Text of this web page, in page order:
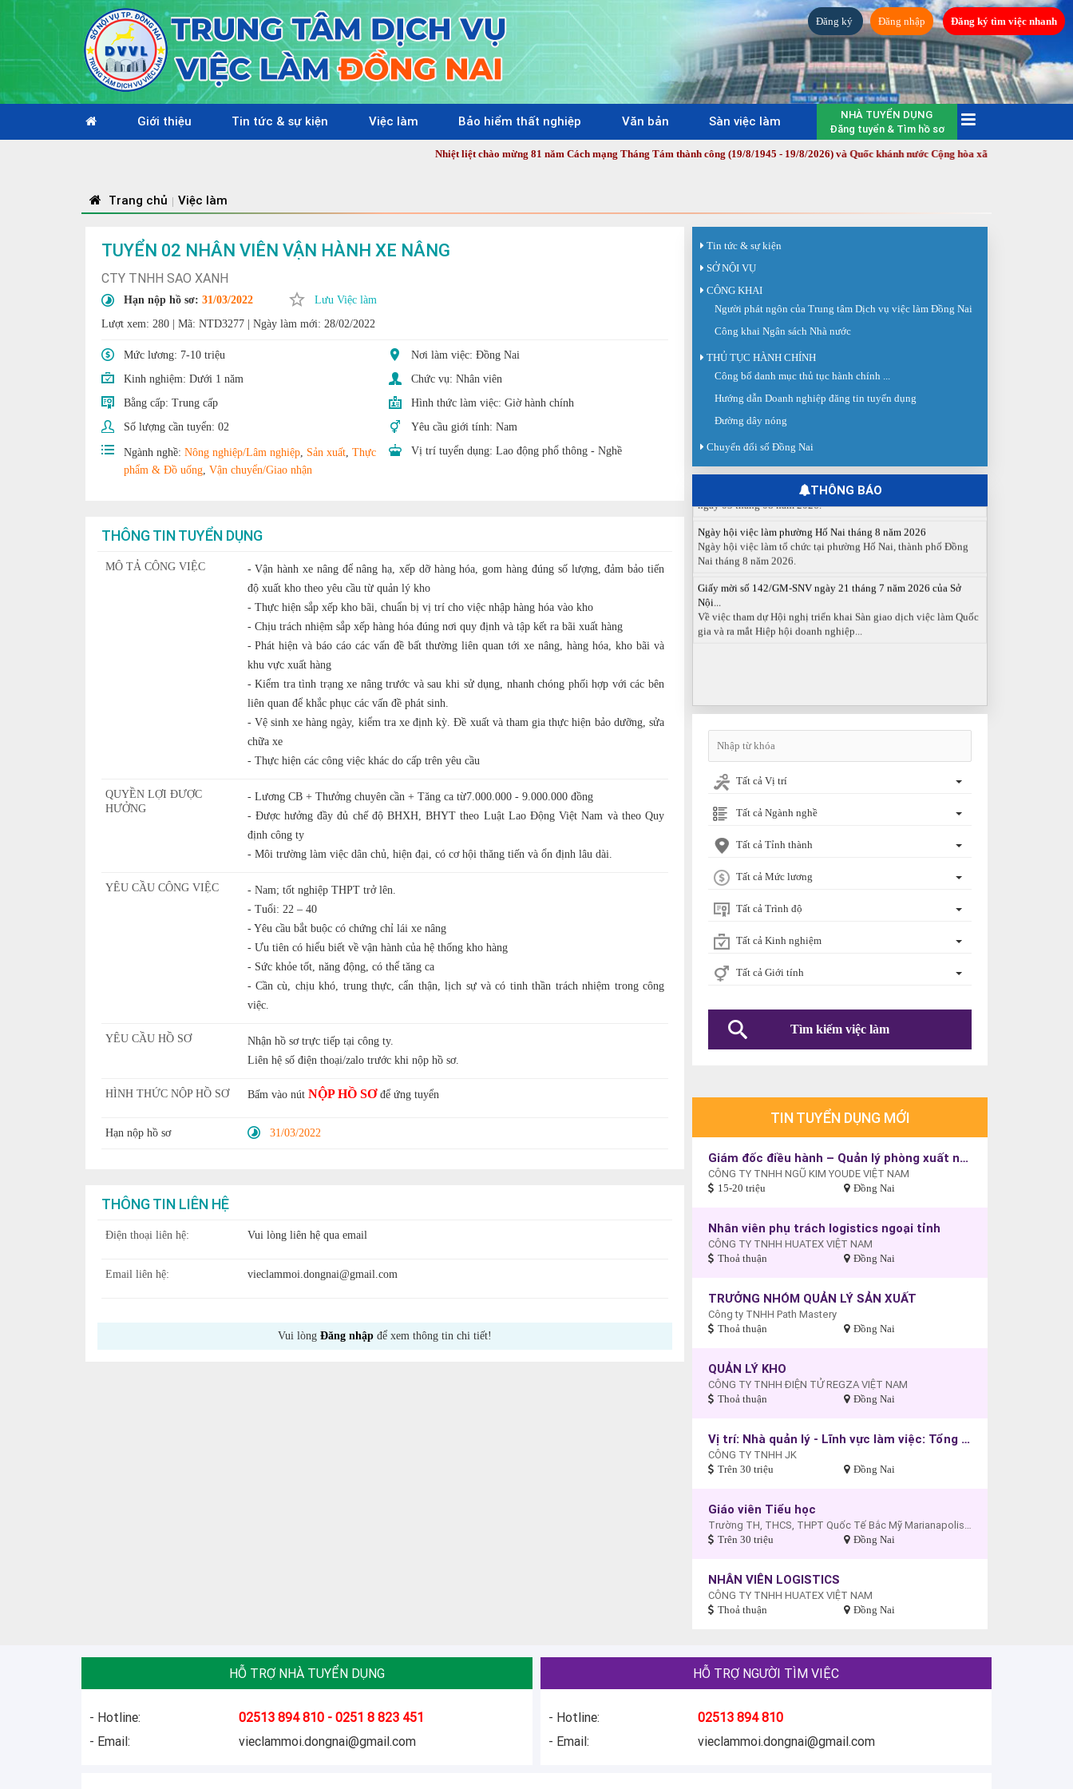
Đăng ký Đăng nhập Đăng ký tìm việc nhanh
Giới thiệu Tin tức & sự kiện Việc làm Bảo hiểm thất nghiệp Văn bản Sàn việc làm
NHÀ TUYỂN DỤNG
Đăng tuyển & Tìm hồ sơ
Nhiệt liệt chào mừng 81 năm Cách mạng Tháng Tám thành công (19/8/1945 - 19/8/2026) và Quốc khánh nước Cộng hòa xã hội chủ nghĩa Việt Nam
Trang chủ | Việc làm
TUYỂN 02 NHÂN VIÊN VẬN HÀNH XE NÂNG
CTY TNHH SAO XANH
Hạn nộp hồ sơ: 31/03/2022
Lưu Việc làm
Lượt xem: 280
Mã: NTD3277 Ngày làm mới: 28/02/2022
Mức lương: 7-10 triệu
Nơi làm việc: Đồng Nai
Kinh nghiệm: Dưới 1 năm Chức vụ: Nhân viên
Bằng cấp: Trung cấp Hình thức làm việc: Giờ hành chính
Số lượng cần tuyển: 02 Yêu cầu giới tính: Nam
Ngành nghề: Nông nghiệp/Lâm nghiệp, Sản xuất, Thực
phẩm & Đồ uống, Vận chuyển/Giao nhận
Vị trí tuyển dụng: Lao động phổ thông - Nghề
THÔNG TIN TUYỂN DỤNG
MÔ TẢ CÔNG VIỆC
- Vận hành xe nâng để nâng hạ, xếp dỡ hàng hóa, gom hàng đúng số lượng, đảm bảo tiến
độ xuất kho theo yêu cầu từ quản lý kho
- Thực hiện sắp xếp kho bãi, chuẩn bị vị trí cho việc nhập hàng hóa vào kho
- Chịu trách nhiệm sắp xếp hàng hóa đúng nơi quy định và tập kết ra bãi xuất hàng
- Phát hiện và báo cáo các vấn đề bất thường liên quan tới xe nâng, hàng hóa, kho bãi và
khu vực xuất hàng
- Kiểm tra tình trạng xe nâng trước và sau khi sử dụng, nhanh chóng phối hợp với các bên
liên quan để khắc phục các vấn đề phát sinh.
- Vệ sinh xe hàng ngày, kiểm tra xe định kỳ. Đề xuất và tham gia thực hiện bảo dưỡng, sửa
chữa xe
- Thực hiện các công việc khác do cấp trên yêu cầu
QUYỀN LỢI ĐƯỢC
HƯỞNG
- Lương CB + Thưởng chuyên cần + Tăng ca từ7.000.000 - 9.000.000 đồng
- Được hưởng đầy đủ chế độ BHXH, BHYT theo Luật Lao Động Việt Nam và theo Quy
định công ty
- Môi trường làm việc dân chủ, hiện đại, có cơ hội thăng tiến và ổn định lâu dài.
YÊU CẦU CÔNG VIỆC
- Nam; tốt nghiệp THPT trở lên.
- Tuổi: 22 – 40
- Yêu cầu bắt buộc có chứng chỉ lái xe nâng
- Ưu tiên có hiểu biết về vận hành của hệ thống kho hàng
- Sức khỏe tốt, năng động, có thể tăng ca
- Cần cù, chịu khó, trung thực, cẩn thận, lịch sự và có tinh thần trách nhiệm trong công
việc.
YÊU CẦU HỒ SƠ
Nhận hồ sơ trực tiếp tại công ty.
Liên hệ số điện thoại/zalo trước khi nộp hồ sơ.
HÌNH THỨC NỘP HỒ SƠ Bấm vào nút NỘP HỒ SƠđể ứng tuyển
Hạn nộp hồ sơ 31/03/2022
THÔNG TIN LIÊN HỆ
Điện thoại liên hệ: Vui lòng liên hệ qua email
Email liên hệ: vieclammoi.dongnai@gmail.com
Vui lòng Đăng nhập để xem thông tin chi tiết!
Tin tức & sự kiện
SỞ NỘI VỤ
CÔNG KHAI
Người phát ngôn của Trung tâm Dịch vụ việc làm Đồng Nai
Công khai Ngân sách Nhà nước
THỦ TỤC HÀNH CHÍNH
Công bố danh mục thủ tục hành chính ...
Hướng dẫn Doanh nghiệp đăng tin tuyển dụng
Đường dây nóng
Chuyển đổi số Đồng Nai
THÔNG BÁO
Sáng ngày 03/8/2026, Trung tâm Dịch vụ việc làm Đồng Nai tổ
chức Sàn giao dịch việc làm lần thứ 08...
Báo cáo số 141/BC-TTDVVL của Trung tâm Dịch vụ việc làm
Đồng...
ngày 03 tháng 08 năm 2026.
Ngày hội việc làm phường Hố Nai tháng 8 năm 2026
Ngày hội việc làm tổ chức tại phường Hố Nai, thành phố Đồng
Nai tháng 8 năm 2026.
Giấy mời số 142/GM-SNV ngày 21 tháng 7 năm 2026 của Sở
Nội...
Về việc tham dự Hội nghị triển khai Sàn giao dịch việc làm Quốc
gia và ra mắt Hiệp hội doanh nghiệp...
Tất cả Vị trí
Tất cả Ngành nghề
Tất cả Tỉnh thành
Tất cả Mức lương
Tất cả Trình độ
Tất cả Kinh nghiệm
Tất cả Giới tính
TIN TUYỂN DỤNG MỚI
Giám đốc điều hành – Quản lý phòng xuất nhập khẩu
CÔNG TY TNHH NGŨ KIM YOUDE VIỆT NAM
15-20 triệu Đồng Nai
Nhân viên phụ trách logistics ngoại tỉnh
CÔNG TY TNHH HUATEX VIỆT NAM
Thoả thuận Đồng Nai
TRƯỞNG NHÓM QUẢN LÝ SẢN XUẤT
Công ty TNHH Path Mastery
Thoả thuận Đồng Nai
QUẢN LÝ KHO
CÔNG TY TNHH ĐIỆN TỬ REGZA VIỆT NAM
Thoả thuận Đồng Nai
Vị trí: Nhà quản lý - Lĩnh vực làm việc: Tổng giám đốc
CÔNG TY TNHH JK
Trên 30 triệu Đồng Nai
Giáo viên Tiểu học
Trường TH, THCS, THPT Quốc Tế Bắc Mỹ Marianapolis - Cơ sở Biên Hòa
Trên 30 triệu Đồng Nai
NHÂN VIÊN LOGISTICS
CÔNG TY TNHH HUATEX VIỆT NAM
Thoả thuận Đồng Nai
HỖ TRỢ NHÀ TUYỂN DỤNG
- Hotline:
02513 894 810 - 0251 8 823 451
- Email:
vieclammoi.dongnai@gmail.com
HỖ TRỢ NGƯỜI TÌM VIỆC
- Hotline:
02513 894 810
- Email:
vieclammoi.dongnai@gmail.com